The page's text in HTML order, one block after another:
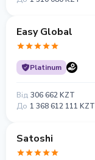
Easy Global
Platinum
Від 306 662 KZT
До 1 368 612 111 KZT
Satoshi